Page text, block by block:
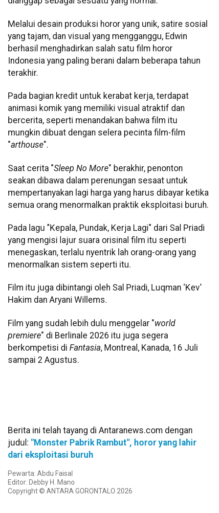
Melalui desain produksi horor yang unik, satire sosial
yang tajam, dan visual yang mengganggu, Edwin
berhasil menghadirkan salah satu film horor
Indonesia yang paling berani dalam beberapa tahun
terakhir.
Pada bagian kredit untuk kerabat kerja, terdapat
animasi komik yang memiliki visual atraktif dan
bercerita, seperti menandakan bahwa film itu
mungkin dibuat dengan selera pecinta film-film
"arthouse".
Saat cerita "Sleep No More" berakhir, penonton
seakan dibawa dalam perenungan sesaat untuk
mempertanyakan lagi harga yang harus dibayar ketika
semua orang menormalkan praktik eksploitasi buruh.
Pada lagu "Kepala, Pundak, Kerja Lagi" dari Sal Priadi
yang mengisi lajur suara orisinal film itu seperti
menegaskan, terlalu nyentrik lah orang-orang yang
menormalkan sistem seperti itu.
Film itu juga dibintangi oleh Sal Priadi, Luqman 'Kev'
Hakim dan Aryani Willems.
Film yang sudah lebih dulu menggelar "world
premiere" di Berlinale 2026 itu juga segera
berkompetisi di Fantasia, Montreal, Kanada, 16 Juli
sampai 2 Agustus.
Berita ini telah tayang di Antaranews.com dengan
judul: "Monster Pabrik Rambut", horor yang lahir
dari eksploitasi buruh
Pewarta: Abdu Faisal
Editor: Debby H. Mano
Copyright © ANTARA GORONTALO 2026